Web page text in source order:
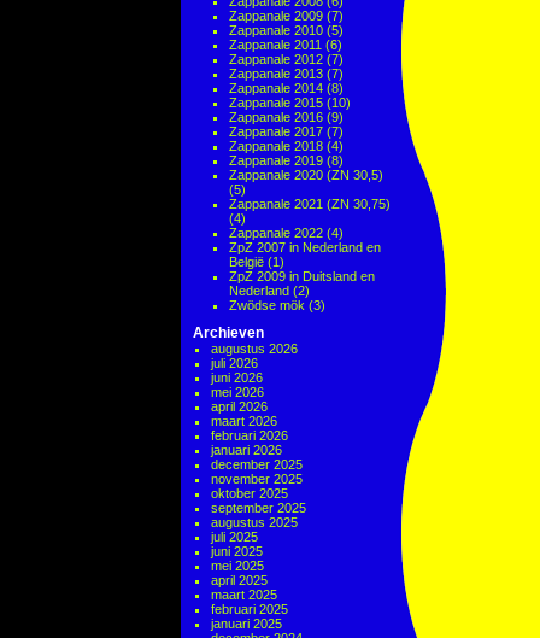
Zappanale 2009 (7)
Zappanale 2010 (5)
Zappanale 2011 (6)
Zappanale 2012 (7)
Zappanale 2013 (7)
Zappanale 2014 (8)
Zappanale 2015 (10)
Zappanale 2016 (9)
Zappanale 2017 (7)
Zappanale 2018 (4)
Zappanale 2019 (8)
Zappanale 2020 (ZN 30,5)
(5)
Zappanale 2021 (ZN 30,75)
(4)
Zappanale 2022 (4)
ZpZ 2007 in Nederland en
België (1)
ZpZ 2009 in Duitsland en
Nederland (2)
Zwödse mök (3)
Archieven
augustus 2026
juli 2026
juni 2026
mei 2026
april 2026
maart 2026
februari 2026
januari 2026
december 2025
november 2025
oktober 2025
september 2025
augustus 2025
juli 2025
juni 2025
mei 2025
april 2025
maart 2025
februari 2025
januari 2025